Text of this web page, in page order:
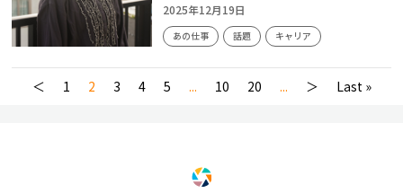
2025年12月19日
あの仕事 話題 キャリア
＜ 1 2 3 4 5 ... 10 20 ... ＞ Last »